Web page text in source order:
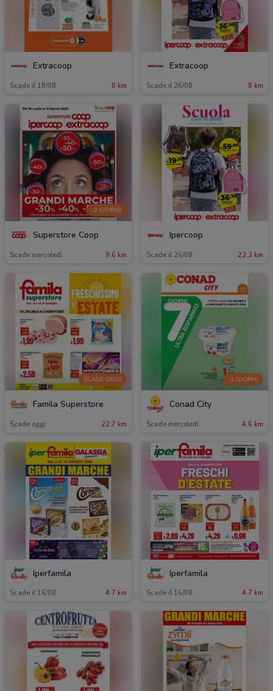
Extracoop
Scade il 19/08 8 km
Extracoop
Scade il 26/08 8 km
-3 GIORNI
Superstore Coop
Scade mercoledì 9.6 km
Ipercoop
Scade il 26/08 22.3 km
SCADE OGGI
Famila Superstore
Scade oggi 22.7 km
-3 GIORNI
Conad City
Scade mercoledì 4.6 km
Iperfamila
Scade il 16/08 4.7 km
Iperfamila
Scade il 16/08 4.7 km